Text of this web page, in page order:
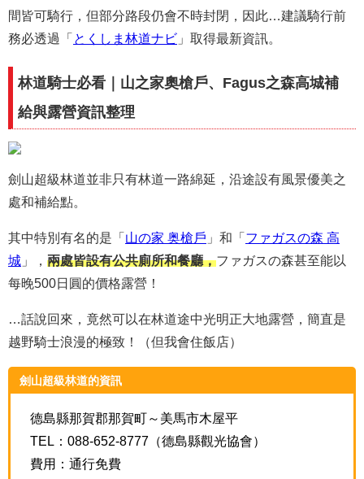
間皆可騎行，但部分路段仍會不時封閉，因此…建議騎行前
務必透過「 とくしま林道ナビ 」取得最新資訊。
林道騎士必看｜山之家奧槍戶、Fagus之森高城補
給與露營資訊整理
劍山超級林道並非只有林道一路綿延，沿途設有風景優美之
處和補給點。
其中特別有名的是「 山の家 奥槍戶 」和「 ファガスの森 高
城 」， 兩處皆設有公共廁所和餐廳，ファガスの森甚至能以
每晚500日圓的價格露營！
…話說回來，竟然可以在林道途中光明正大地露營，簡直是
越野騎士浪漫的極致！（但我會住飯店）
劍山超級林道的資訊
德島縣那賀郡那賀町～美馬市木屋平
TEL：088-652-8777（德島縣觀光協會）
費用：通行免費